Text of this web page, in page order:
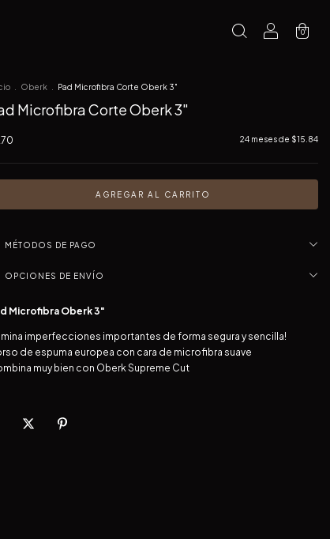
0
Oberk Pad Microfibra Corte Oberk 3"
Microfibra Corte Oberk 3"
24 meses de $15.84
MÉTODOS DE PAGO
OPCIONES DE ENVÍO
Microfibra Oberk 3"
imperfecciones importantes de forma segura y sencilla!
de espuma europea con cara de microfibra suave
muy bien con Oberk Supreme Cut